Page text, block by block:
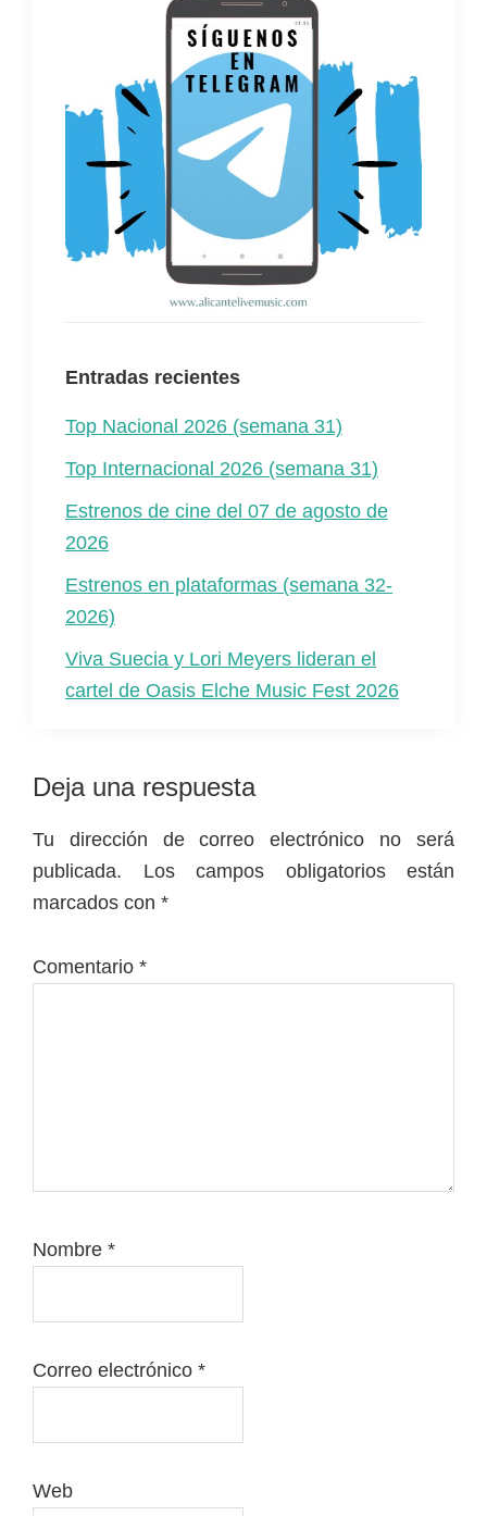
Entradas recientes
Top Nacional 2026 (semana 31)
Top Internacional 2026 (semana 31)
Estrenos de cine del 07 de agosto de
2026
Estrenos en plataformas (semana 32-
2026)
Viva Suecia y Lori Meyers lideran el
cartel de Oasis Elche Music Fest 2026
Interacciones
con
los
lectores
Deja una respuesta
Tu dirección de correo electrónico no será
publicada.
Los campos obligatorios están
marcados con *
Comentario *
Nombre *
Correo electrónico *
Web